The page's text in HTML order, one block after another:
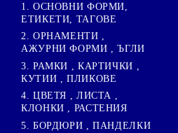
1. ОСНОВНИ ФОРМИ,
ЕТИКЕТИ, ТАГОВЕ
2. ОРНАМЕНТИ ,
АЖУРНИ ФОРМИ , ЪГЛИ
3. РАМКИ , КАРТИЧКИ ,
КУТИИ , ПЛИКОВЕ
4. ЦВЕТЯ , ЛИСТА ,
КЛОНКИ , РАСТЕНИЯ
5. БОРДЮРИ , ПАНДЕЛКИ